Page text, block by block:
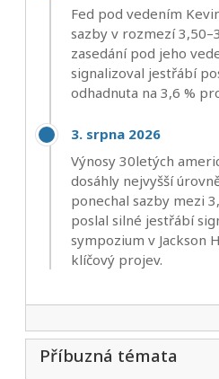
Fed pod vedením
sazby v rozmezí
zasedání pod jeho
signalizoval jestřábí
odhadnuta na 3,6 %
3. srpna 2026
Výnosy 30letých
dosáhly nejvyšší
ponechal sazby mezi
poslal silné jestřábí
sympozium v Jackson
klíčový projev.
Příbuzná témata